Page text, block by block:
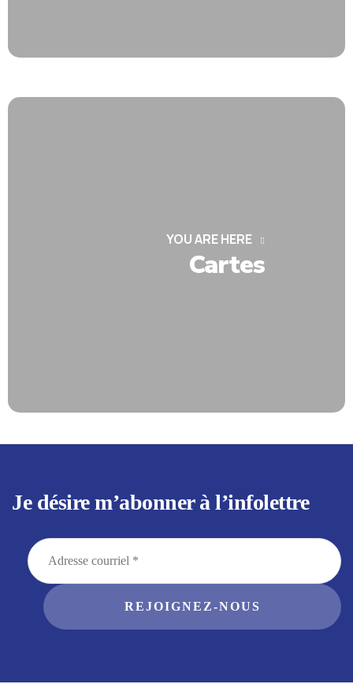
YOU ARE HERE
Cartes
Je désire m’abonner à l’infolettre